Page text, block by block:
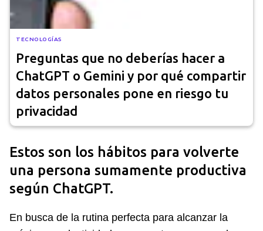
TECNOLOGÍAS
Preguntas que no deberías hacer a
ChatGPT o Gemini y por qué compartir
datos personales pone en riesgo tu
privacidad
Estos son los hábitos para volverte
una persona sumamente productiva
según ChatGPT.
En busca de la rutina perfecta para alcanzar la